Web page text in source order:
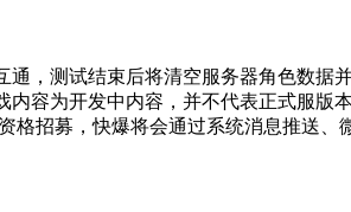
，测试结束后将清空服务器角色数据并
容为开发中内容，并不代表正式服版本
格招募，快爆将会通过系统消息推送、